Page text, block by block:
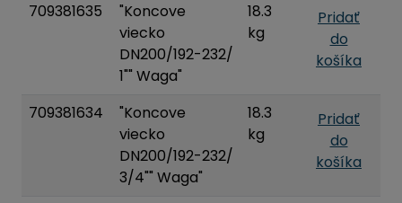
709381635
"Koncove
viecko
DN200/192-232/
1"" Waga"
18.3
kg
Pridať
do
košíka
709381634
"Koncove
viecko
DN200/192-232/
3/4"" Waga"
18.3
kg
Pridať
do
košíka